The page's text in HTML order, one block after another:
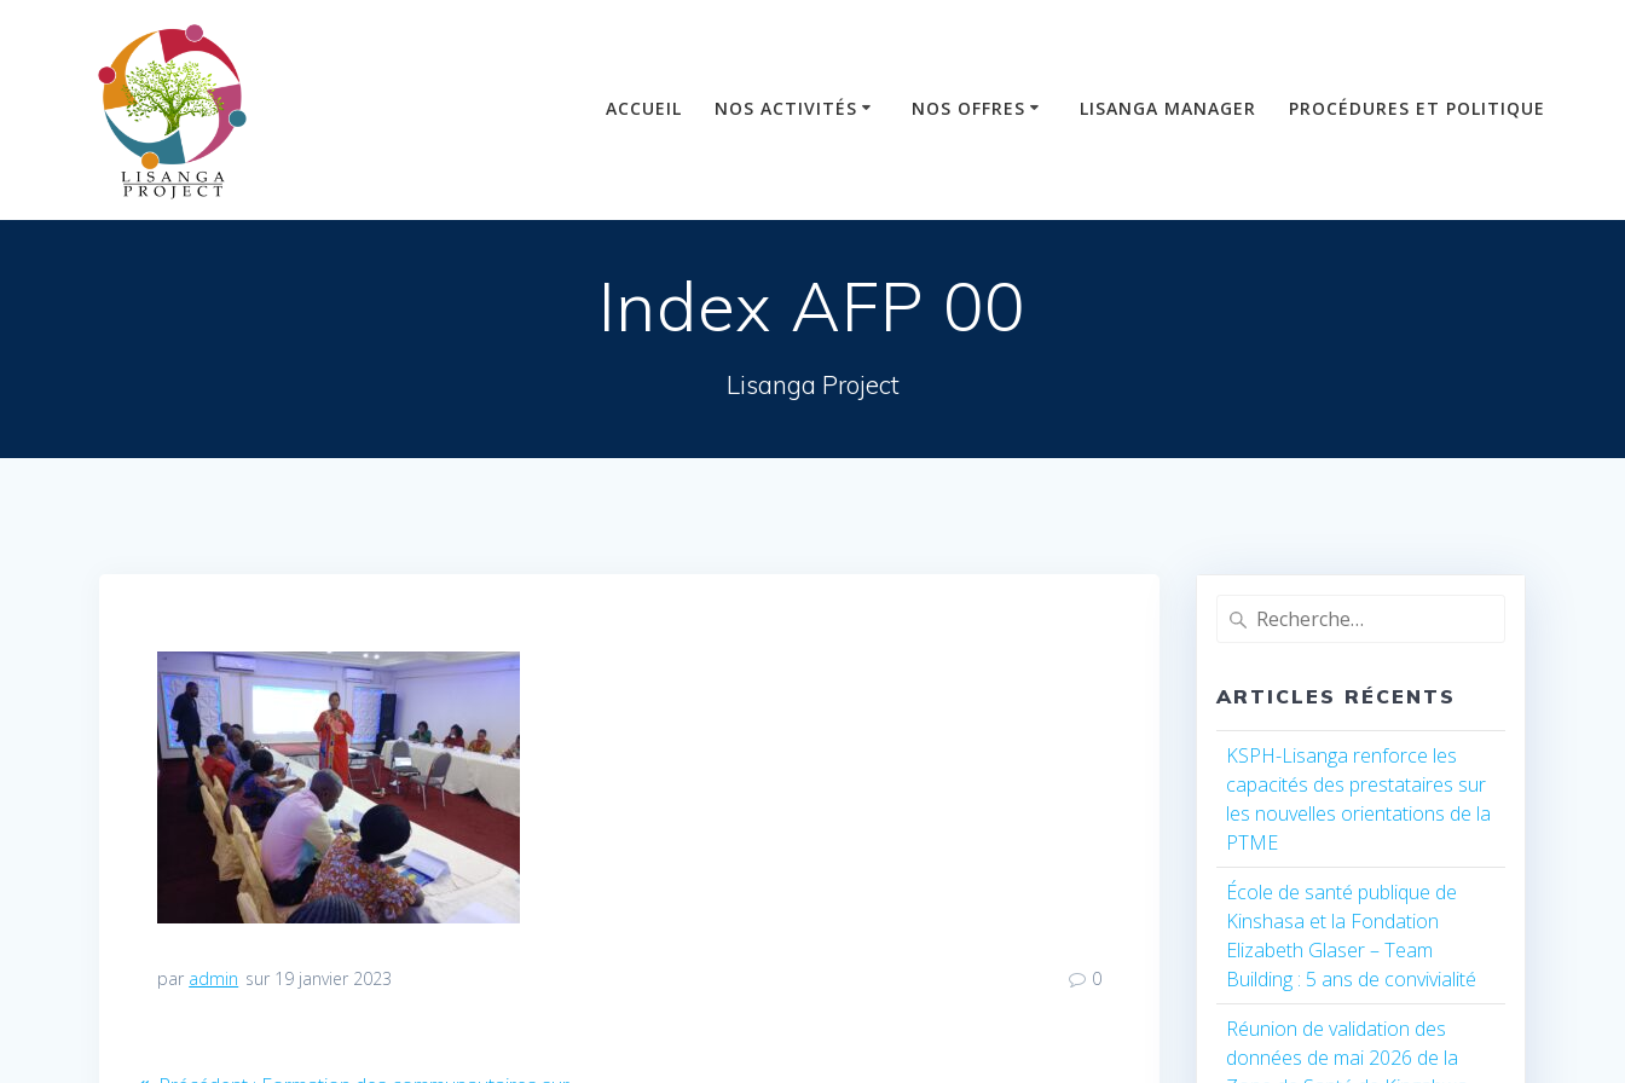
ACCUEIL NOS ACTIVITÉS NOS OFFRES LISANGA MANAGER PROCÉDURES ET POLITIQUE
Index AFP 00
Lisanga Project
par admin sur 19 janvier 2023 0
Recherche
ARTICLES RÉCENTS
KSPH-Lisanga renforce les
capacités des prestataires sur
les nouvelles orientations de la
PTME
École de santé publique de
Kinshasa et la Fondation
Elizabeth Glaser – Team
Building : 5 ans de convivialité
Réunion de validation des
données de mai 2026 de la